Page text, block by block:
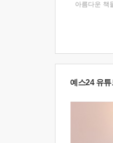
아름다운 책
예스24 유튜